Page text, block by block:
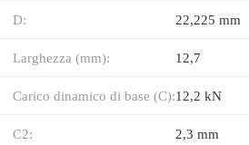
D: 22,225 mm
Larghezza (mm): 12,7
Carico dinamico di base (C):12,2 kN
C2: 2,3 mm